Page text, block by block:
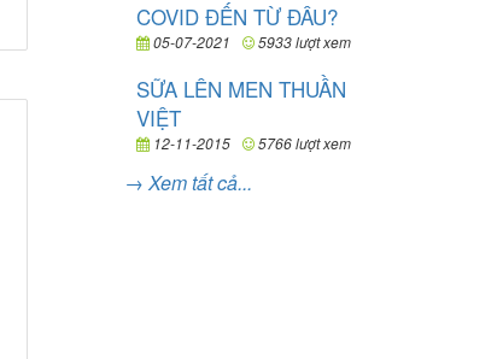
COVID ĐẾN TỪ ĐÂU?
05-07-2021 5933 lượt xem
SỮA LÊN MEN THUẦN
VIỆT
12-11-2015 5766 lượt xem
→ Xem tất cả...